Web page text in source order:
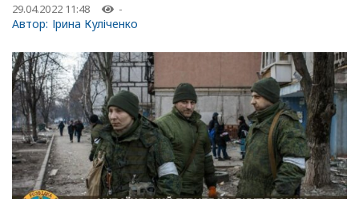
29.04.2022 11:48 -
Автор: Ірина Куліченко